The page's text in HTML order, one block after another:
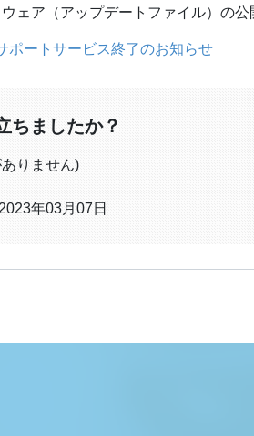
ェア（アップデートファイル）の公
ポートサービス終了のお知らせ
ちましたか？
りません)
年03月07日